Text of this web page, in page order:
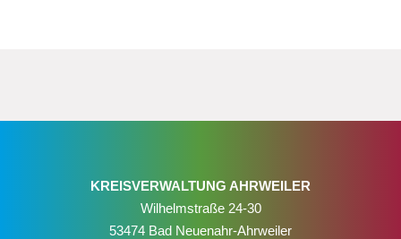
KREISVERWALTUNG AHRWEILER
Wilhelmstraße 24-30
53474 Bad Neuenahr-Ahrweiler